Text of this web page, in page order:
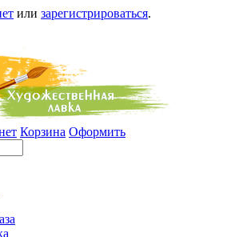
или зарегистрироваться.
Корзина Оформить